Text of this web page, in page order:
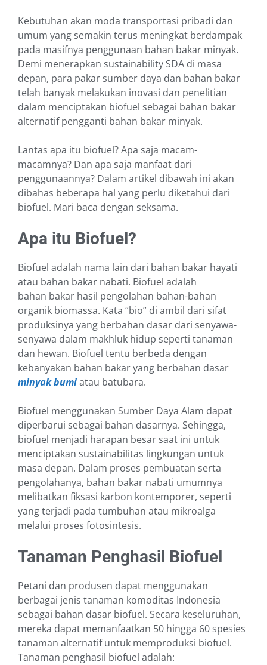
Kebutuhan akan moda transportasi pribadi dan
umum yang semakin terus meningkat berdampak
pada masifnya penggunaan bahan bakar minyak.
Demi menerapkan sustainability SDA di masa
depan, para pakar sumber daya dan bahan bakar
telah banyak melakukan inovasi dan penelitian
dalam menciptakan biofuel sebagai bahan bakar
alternatif pengganti bahan bakar minyak.
Lantas apa itu biofuel? Apa saja macam-
macamnya? Dan apa saja manfaat dari
penggunaannya? Dalam artikel dibawah ini akan
dibahas beberapa hal yang perlu diketahui dari
biofuel. Mari baca dengan seksama.
Apa itu Biofuel?
Biofuel adalah nama lain dari bahan bakar hayati
atau bahan bakar nabati. Biofuel adalah
bahan bakar hasil pengolahan bahan-bahan
organik biomassa. Kata “bio” di ambil dari sifat
produksinya yang berbahan dasar dari senyawa-
senyawa dalam makhluk hidup seperti tanaman
dan hewan. Biofuel tentu berbeda dengan
kebanyakan bahan bakar yang berbahan dasar
minyak bumiatau batubara.
Biofuel menggunakan Sumber Daya Alam dapat
diperbarui sebagai bahan dasarnya. Sehingga,
biofuel menjadi harapan besar saat ini untuk
menciptakan sustainabilitas lingkungan untuk
masa depan. Dalam proses pembuatan serta
pengolahanya, bahan bakar nabati umumnya
melibatkan fiksasi karbon kontemporer, seperti
yang terjadi pada tumbuhan atau mikroalga
melalui proses fotosintesis.
Tanaman Penghasil Biofuel
Petani dan produsen dapat menggunakan
berbagai jenis tanaman komoditas Indonesia
sebagai bahan dasar biofuel. Secara keseluruhan,
mereka dapat memanfaatkan 50 hingga 60 spesies
tanaman alternatif untuk memproduksi biofuel.
Tanaman penghasil biofuel adalah: